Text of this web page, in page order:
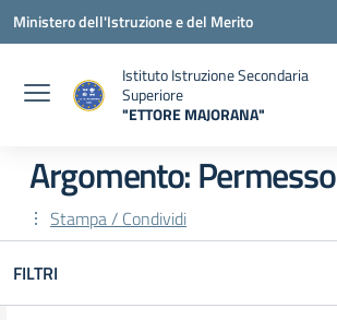
Vai ai contenuti
Vai al menu di navigazione
Vai al footer
Ministero dell'Istruzione e del Merito
Istituto Istruzione Secondaria
Superiore
"ETTORE MAJORANA"
Argomento: Permesso
Stampa / Condividi
FILTRI